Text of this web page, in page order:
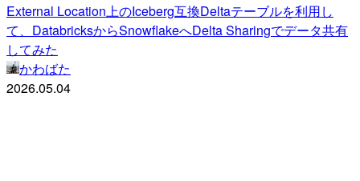
External Location上のIceberg互換Deltaテーブルを利用し
て、DatabricksからSnowflakeへDelta Sharingでデータ共有
してみた
かわばた
2026.05.04